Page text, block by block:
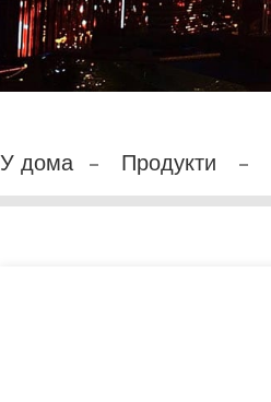
У дома Продукти